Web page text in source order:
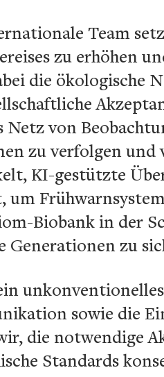
Team
zu erhöhen
die ökologische
Netz von
zu verfolgen und
KI-gestützte
um
Biobank in der
Generationen zu
sowie die
die notwendige
Standards